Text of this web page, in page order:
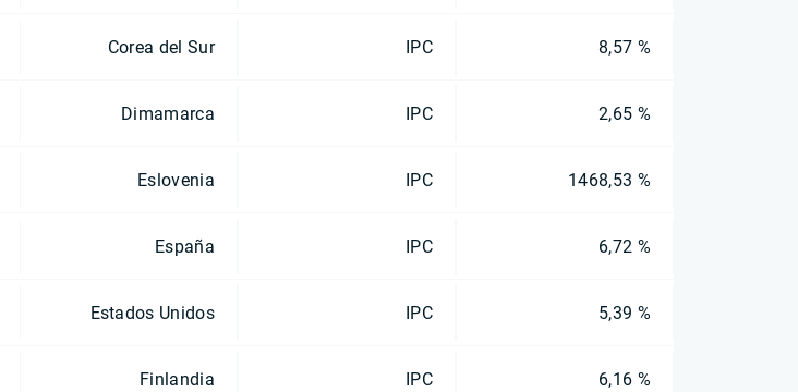
Corea del Sur IPC 8,57 %
Dimamarca IPC 2,65 %
Eslovenia IPC 1468,53 %
España IPC 6,72 %
Estados Unidos IPC 5,39 %
Finlandia IPC 6,16 %